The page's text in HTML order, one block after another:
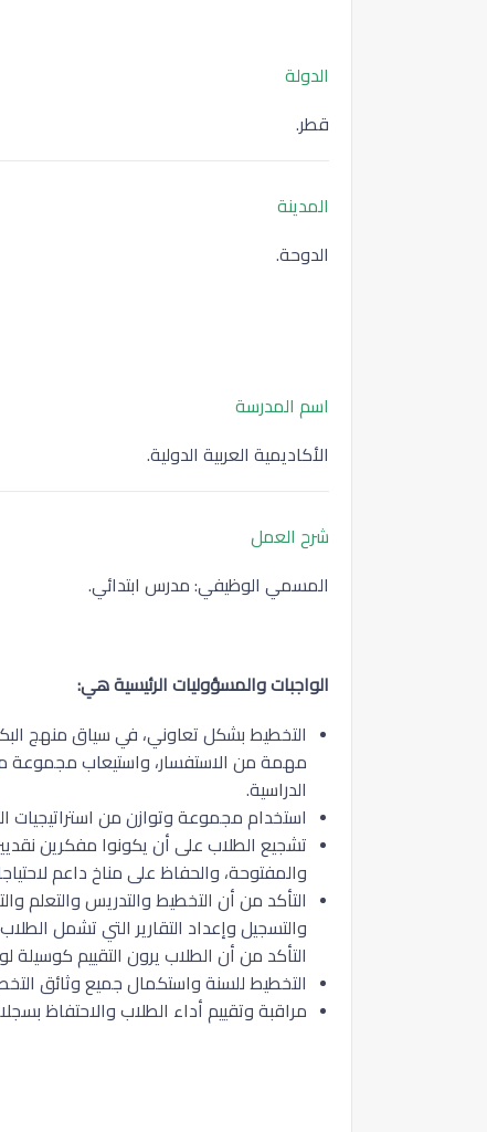
الدولة
قطر.
المدينة
الدوحة.
اسم المدرسة
الأكاديمية العربية الدولية.
شرح العمل
المسمي الوظيفي: مدرس ابتدائي.
الواجبات والمسؤوليات الرئيسية هي:
التخطيط بشكل تعاوني، في سياق منهج
مهمة من الاستفسار، واستيعاب مجموعة
الدراسية.
استخدام مجموعة وتوازن من استراتيجيات
تشجيع الطلاب على أن يكونوا مفكرين
والمفتوحة، والحفاظ على مناخ داعم
التأكد من أن التخطيط والتدريس والتعلم
والتسجيل وإعداد التقارير التي تشمل
التأكد من أن الطلاب يرون التقييم
التخطيط للسنة واستكمال جميع وثائق
مراقبة وتقييم أداء الطلاب والاحتفاظ